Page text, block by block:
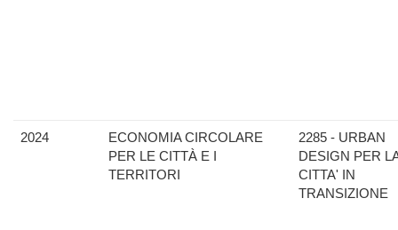
2024
ECONOMIA CIRCOLARE
PER LE CITTÀ E I
TERRITORI
2285 - URBAN
DESIGN PER
CITTA' IN
TRANSIZIONE